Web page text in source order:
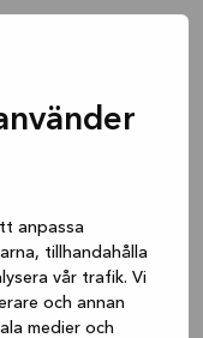
anpassa
tillhandahålla
vår trafik. Vi
och annan
medier och